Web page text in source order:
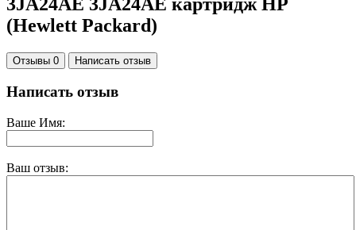
(Hewlett Packard)
Отзывы 0 Написать отзыв
Написать отзыв
Ваше Имя:
Ваш отзыв: